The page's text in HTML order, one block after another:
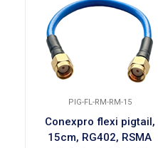
jednotek a antén. Díky odolné
konstrukci je
PIG-FL-RM-RM-15
Conexpro flexi pigtail,
15cm, RG402, RSMA